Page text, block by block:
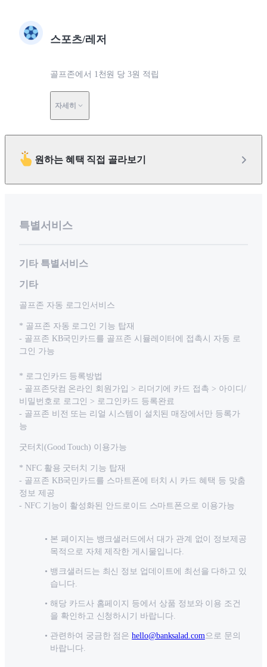
스포츠/레저
골프존에서 1천원 당 3원 적립
자세히
원하는 혜택 직접 골라보기
특별서비스
기타 특별서비스
기타
골프존 자동 로그인서비스
* 골프존 자동 로그인 기능 탑재
- 골프존 KB국민카드를 골프존 시뮬레이터에 접촉시 자동 로
그인 가능
* 로그인카드 등록방법
- 골프존닷컴 온라인 회원가입 > 리더기에 카드 접촉 > 아이디/
비밀번호로 로그인 > 로그인카드 등록완료
- 골프존 비전 또는 리얼 시스템이 설치된 매장에서만 등록가
능
굿터치(Good Touch) 이용가능
* NFC 활용 굿터치 기능 탑재
- 골프존 KB국민카드를 스마트폰에 터치 시 카드 혜택 등 맞춤
정보 제공
- NFC 기능이 활성화된 안드로이드 스마트폰으로 이용가능
본 페이지는 뱅크샐러드에서 대가 관계 없이 정보제공
목적으로 자체 제작한 게시물입니다.
뱅크샐러드는 최신 정보 업데이트에 최선을 다하고 있
습니다.
해당 카드사 홈페이지 등에서 상품 정보와 이용 조건
을 확인하고 신청하시기 바랍니다.
관련하여 궁금한 점은 hello@banksalad.com으로 문의
바랍니다.